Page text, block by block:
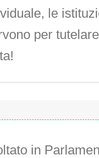
le
per
in